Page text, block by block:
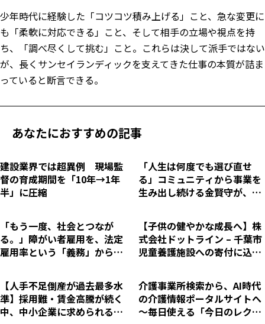
少年時代に経験した「コツコツ積み上げる」こと、急な変更に
も「柔軟に対応できる」こと、そして相手の立場や視点を持
ち、「調べ尽くして挑む」こと。これらは決して派手ではない
が、長くサンセイランディックを支えてきた仕事の本質が詰ま
っていると断言できる。
あなたにおすすめの記事
建設業界では超異例 現場監
督の育成期間を「10年→1年
半」に圧縮
「人生は何度でも選び直せ
る」コミュニティから事業を
生み出し続ける金賢守が、今
意とは。
「もう一度、社会とつなが
る。」障がい者雇用を、法定
雇用率という「義務」から
戦。
【子供の健やかな成長へ】株
式会社ドットライン – 千葉市
児童養護施設への寄付に込め
【人手不足倒産が過去最多水
準】採用難・賃金高騰が続く
中、中小企業に求められる
介護事業所検索から、AI時代
の介護情報ポータルサイトへ
～毎日使える「今日のレク」